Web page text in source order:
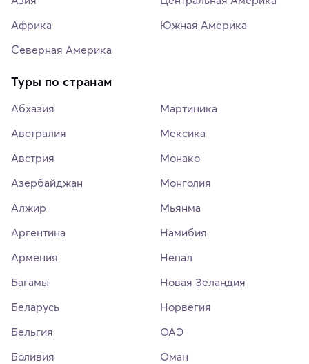
Африка
Северная Америка
Южная Америка
Туры по странам
Абхазия
Австралия
Австрия
Азербайджан
Алжир
Аргентина
Армения
Багамы
Беларусь
Бельгия
Боливия
Мартиника
Мексика
Монако
Монголия
Мьянма
Намибия
Непал
Новая Зеландия
Норвегия
ОАЭ
Оман